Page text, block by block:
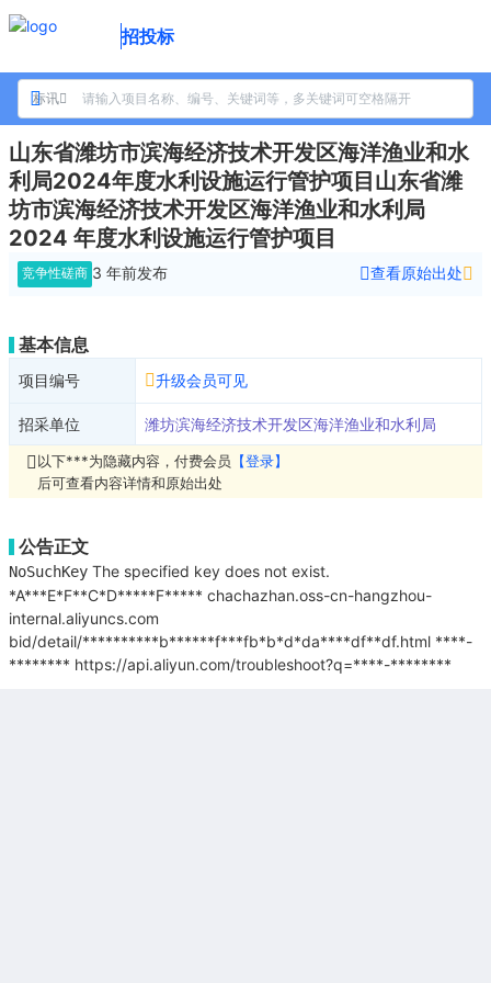
招投标
标讯
山东省潍坊市滨海经济技术开发区海洋渔业和水
利局2024年度水利设施运行管护项目山东省潍
坊市滨海经济技术开发区海洋渔业和水利局
2024 年度水利设施运行管护项目
竞争性磋商 3 年前发布 查看原始出处
基本信息
项目编号 升级会员可见
招采单位 潍坊滨海经济技术开发区海洋渔业和水利局
以下***为隐藏内容，付费会员 【登录】
后可查看内容详情和原始出处
公告正文
NoSuchKey The specified key does not exist.
*A***E*F**C*D*****F***** chachazhan.oss-cn-hangzhou-
internal.aliyuncs.com
bid/detail/**********b******f***fb*b*d*da****df**df.html ****-
******** https://api.aliyun.com/troubleshoot?q=****-********